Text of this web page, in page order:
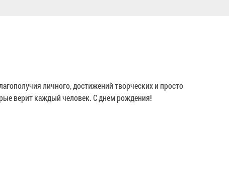
личного, достижений творческих и просто
верит каждый человек. С днем рождения!